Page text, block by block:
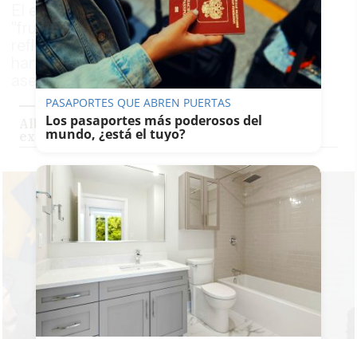
El exdirigente de Izquierda Unida admite
"frustración". "La izquierda tiene que
reflexionar" sobre el tratamiento a quienes
han participado en su espacio político,
asegura
Alberto Garzón ficha por la consultora de los
exministros Pepe Blanco y Alfonso Alonso
PASAPORTES QUE ABREN PUERTAS
Los pasaportes más poderosos del
mundo, ¿está el tuyo?